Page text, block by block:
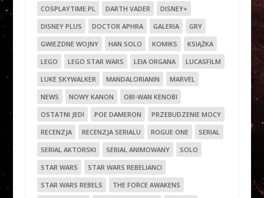
COSPLAYTIME.PL
DARTH VADER
DISNEY+
DISNEY PLUS
DOCTOR APHRA GALERIA
GRY
GWIEZDNE WOJNY
HAN SOLO KOMIKS
KSIĄŻKA
LEGO
LEGO STAR WARS LEIA ORGANA
LUCASFILM
LUKE SKYWALKER
MANDALORIANIN
MARVEL
NEWS
NOWY KANON
OBI-WAN KENOBI
OSTATNI JEDI
POE DAMERON
PRZEBUDZENIE MOCY
RECENZJA
RECENZJA SERIALU ROGUE ONE
SERIAL
SERIAL AKTORSKI
SERIAL ANIMOWANY
SOLO
STAR WARS
STAR WARS REBELIANCI
STAR WARS REBELS
THE FORCE AWAKENS